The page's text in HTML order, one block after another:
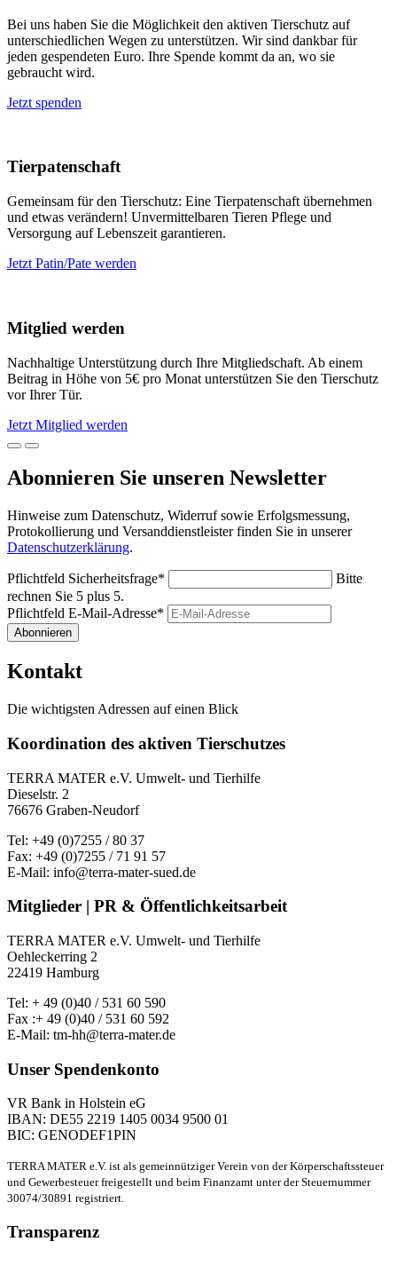
Bei uns haben Sie die Möglichkeit den aktiven Tierschutz auf
unterschiedlichen Wegen zu unterstützen. Wir sind dankbar für
jeden gespendeten Euro. Ihre Spende kommt da an, wo sie
gebraucht wird.
Jetzt spenden
Tierpatenschaft
Gemeinsam für den Tierschutz: Eine Tierpatenschaft übernehmen
und etwas verändern! Unvermittelbaren Tieren Pflege und
Versorgung auf Lebenszeit garantieren.
Jetzt Patin/Pate werden
Mitglied werden
Nachhaltige Unterstützung durch Ihre Mitgliedschaft. Ab einem
Beitrag in Höhe von 5€ pro Monat unterstützen Sie den Tierschutz
vor Ihrer Tür.
Jetzt Mitglied werden
Abonnieren Sie unseren Newsletter
Hinweise zum Datenschutz, Widerruf sowie Erfolgsmessung,
Protokollierung und Versanddienstleister finden Sie in unserer
Datenschutzerklärung.
Pflichtfeld Sicherheitsfrage*
Bitte
rechnen Sie 5 plus 5.
Pflichtfeld E-Mail-Adresse*
Abonnieren
Kontakt
Die wichtigsten Adressen auf einen Blick
Koordination des aktiven Tierschutzes
TERRA MATER e.V. Umwelt- und Tierhilfe
Dieselstr. 2
76676 Graben-Neudorf
Tel: +49 (0)7255 / 80 37
Fax: +49 (0)7255 / 71 91 57
E-Mail: info@terra-mater-sued.de
Mitglieder | PR & Öffentlichkeitsarbeit
TERRA MATER e.V. Umwelt- und Tierhilfe
Oehleckerring 2
22419 Hamburg
Tel: + 49 (0)40 / 531 60 590
Fax :+ 49 (0)40 / 531 60 592
E-Mail: tm-hh@terra-mater.de
Unser Spendenkonto
VR Bank in Holstein eG
IBAN: DE55 2219 1405 0034 9500 01
BIC: GENODEF1PIN
TERRA MATER e.V. ist als gemeinnütziger Verein von der Körperschaftssteuer
und Gewerbesteuer freigestellt und beim Finanzamt unter der Steuernummer
30074/30891 registriert.
Transparenz